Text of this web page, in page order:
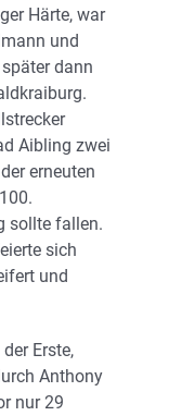
Härte, war
und
dann
Aibling zwei
erneuten
sollte fallen.
sich
und
Erste,
Anthony
nur 29